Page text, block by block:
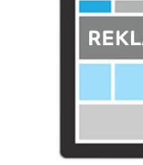
Zəfər Diasporu
Ailə və uşaq